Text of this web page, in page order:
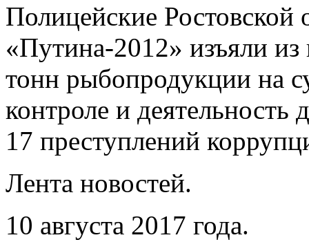
Полицейские Ростовской
«Путина-2012» изъяли из
тонн рыбопродукции на
контроле и
17 преступлений
Лента новостей.
10 августа 2017 года.